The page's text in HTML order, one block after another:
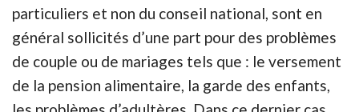
particuliers et non du conseil national, sont en
général sollicités d’une part pour des problèmes
de couple ou de mariages tels que : le versement
de la pension alimentaire, la garde des enfants,